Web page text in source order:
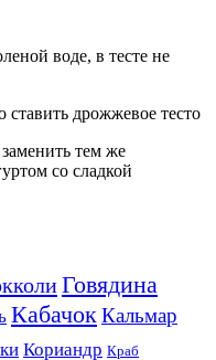
воде, в тесте не
ставить дрожжевое тесто
тем же
со сладкой
Говядина
КабачокКальмар
Кориандр Краб